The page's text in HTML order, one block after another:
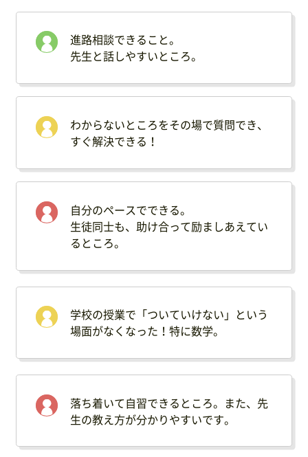
進路相談できること。
先生と話しやすいところ。
わからないところをその場で質問でき、
すぐ解決できる！
自分のペースでできる。
生徒同士も、助け合って励ましあえてい
るところ。
学校の授業で「ついていけない」という
場面がなくなった！特に数学。
落ち着いて自習できるところ。また、先
生の教え方が分かりやすいです。